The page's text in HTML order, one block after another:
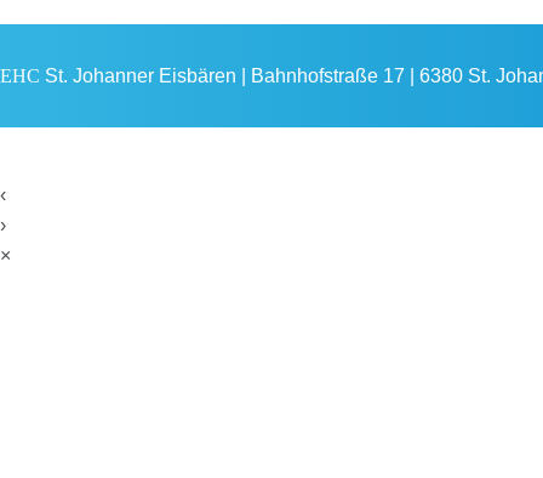
EHC St. Johanner Eisbären | Bahnhofstraße 17 | 6380 St.
‹
›
×